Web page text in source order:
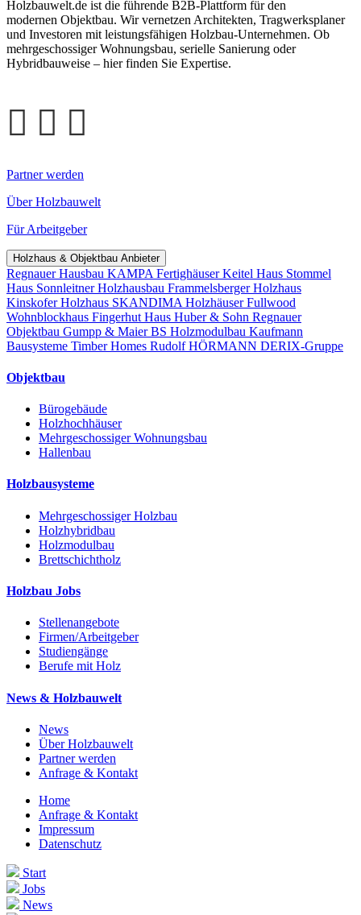
Holzbauwelt.de ist die führende B2B-Plattform für den
modernen Objektbau. Wir vernetzen Architekten, Tragwerksplaner
und Investoren mit leistungsfähigen Holzbau-Unternehmen. Ob
mehrgeschossiger Wohnungsbau, serielle Sanierung oder
Hybridbauweise – hier finden Sie Expertise.
Partner werden
Über Holzbauwelt
Für Arbeitgeber
Holzhaus & Objektbau Anbieter
Regnauer Hausbau KAMPA FertighäuserKeitel Haus Stommel
Haus Sonnleitner Holzhausbau Frammelsberger Holzhaus
Kinskofer Holzhaus SKANDIMA HolzhäuserFullwood
Wohnblockhaus Fingerhut Haus Huber & Sohn Regnauer
Objektbau Gumpp & MaierBS Holzmodulbau Kaufmann
Bausysteme Timber Homes Rudolf HÖRMANN DERIX-Gruppe
Objektbau
Bürogebäude
Holzhochhäuser
Mehrgeschossiger Wohnungsbau
Hallenbau
Holzbausysteme
Mehrgeschossiger Holzbau
Holzhybridbau
Holzmodulbau
Brettschichtholz
Holzbau Jobs
Stellenangebote
Firmen/Arbeitgeber
Studiengänge
Berufe mit Holz
News & Holzbauwelt
News
Über Holzbauwelt
Partner werden
Anfrage & Kontakt
Home
Anfrage & Kontakt
Impressum
Datenschutz
Start
Jobs
News